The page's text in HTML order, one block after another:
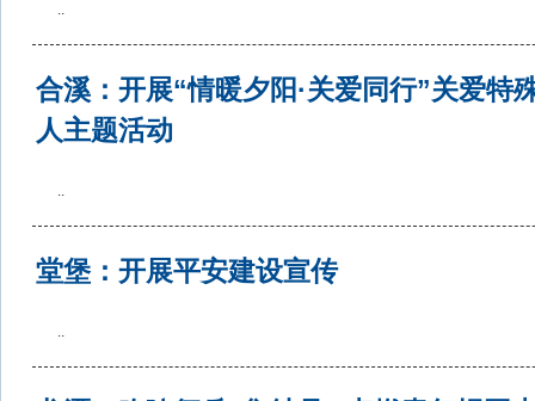
..
合溪：开展“情暖夕阳·关爱同行”关爱特
人主题活动
..
堂堡：开展平安建设宣传
..